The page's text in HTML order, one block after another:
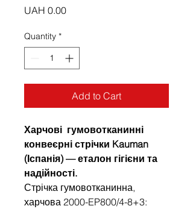
UAH 0.00Price
Quantity *
Add to Cart
Харчові гумовотканинні
конвеєрні стрічки Kauman
(Іспанія) — еталон гігієни та
надійності.
Стрічка гумовотканинна,
харчова 2000-EP800/4-8+3: